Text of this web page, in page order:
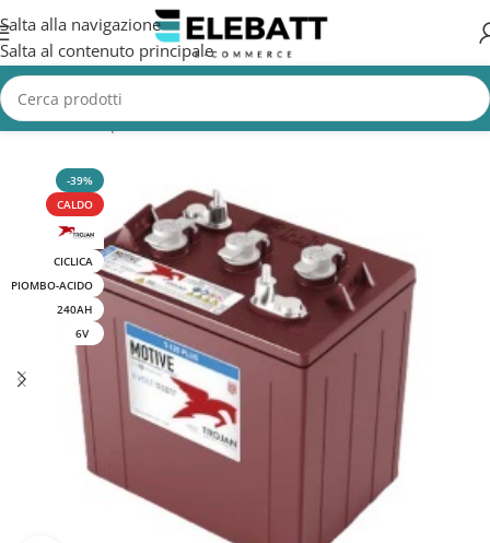
Salta alla navigazione
Salta al contenuto principale
/Batterie per Fotovoltaico/Batterie Fotovoltaico AGM e Gel
-39%
CALDO
CICLICA
PIOMBO-ACIDO
240AH
6V